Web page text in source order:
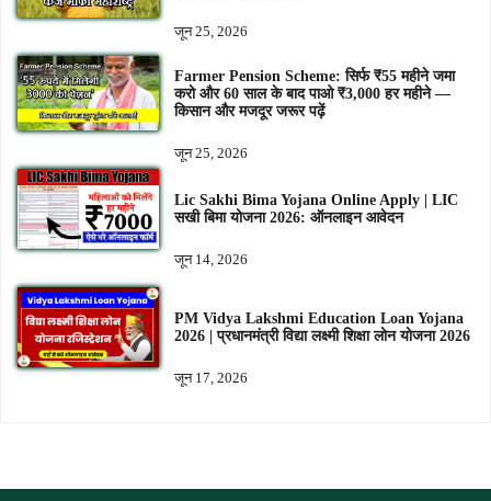
जून 25, 2026
Farmer Pension Scheme: सिर्फ ₹55 महीने जमा
करो और 60 साल के बाद पाओ ₹3,000 हर महीने —
किसान और मजदूर जरूर पढ़ें
जून 25, 2026
Lic Sakhi Bima Yojana Online Apply | LIC
सखी बिमा योजना 2026: ऑनलाइन आवेदन
जून 14, 2026
PM Vidya Lakshmi Education Loan Yojana
2026 | प्रधानमंत्री विद्या लक्ष्मी शिक्षा लोन योजना 2026
जून 17, 2026